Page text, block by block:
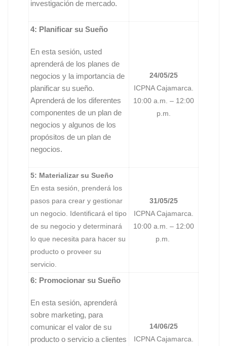
investigación de mercado.
4: Planificar su Sueño
En esta sesión, usted
aprenderá de los planes de
negocios y la importancia de
planificar su sueño.
Aprenderá de los diferentes
componentes de un plan de
negocios y algunos de los
propósitos de un plan de
negocios.
24/05/25
ICPNA Cajamarca.
10:00 a.m. – 12:00
p.m.
5: Materializar su Sueño
En esta sesión, prenderá los
pasos para crear y gestionar
un negocio. Identificará el tipo
de su negocio y determinará
lo que necesita para hacer su
producto o proveer su
servicio.
31/05/25
ICPNA Cajamarca.
10:00 a.m. – 12:00
p.m.
6: Promocionar su Sueño
En esta sesión, aprenderá
sobre marketing, para
comunicar el valor de su
producto o servicio a clientes
14/06/25
ICPNA Cajamarca.